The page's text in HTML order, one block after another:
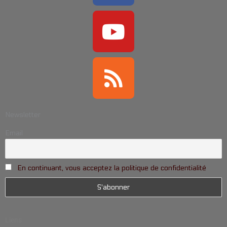
En continuant, vous acceptez la politique de confidentialité